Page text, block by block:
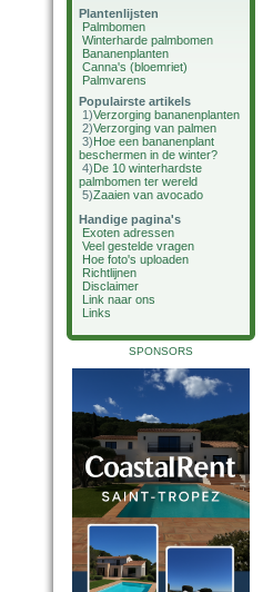
Plantenlijsten
Palmbomen
Winterharde palmbomen
Bananenplanten
Canna's (bloemriet)
Palmvarens
Populairste artikels
1)Verzorging bananenplanten
2)Verzorging van palmen
3)Hoe een bananenplant
beschermen in de winter?
4)De 10 winterhardste
palmbomen ter wereld
5)Zaaien van avocado
Handige pagina's
Exoten adressen
Veel gestelde vragen
Hoe foto's uploaden
Richtlijnen
Disclaimer
Link naar ons
Links
SPONSORS